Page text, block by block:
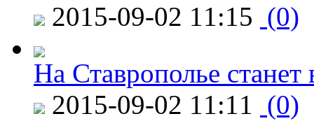
2015-09-02 11:15 (0)
На Ставрополье
2015-09-02 11:11 (0)